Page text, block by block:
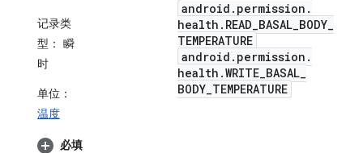
记录类
型： 瞬
时
单位：
温度
必填
android . permission .
health . READ_BASAL_BODY_
TEMPERATURE
android . permission .
health .WRITE_BASAL_
BODY_TEMPERATURE